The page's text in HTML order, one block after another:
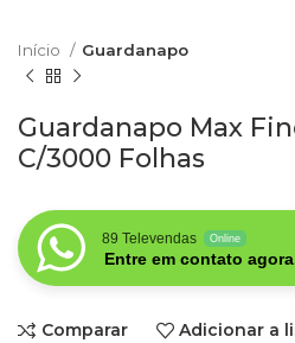
Início Guardanapo
Guardanapo Max
C/3000 Folhas
89 Televendas Online
Entre em contato
Comparar Adicionar a